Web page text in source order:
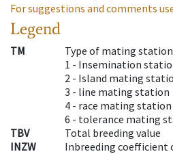
For suggestions and comments
Legend
TM
Type of mating station
1 - Insemination
2 - Island mating
3 - line mating station
4 - race mating station
6 - tolerance mating
TBV
Total breeding value
INZW
Inbreeding coefficient